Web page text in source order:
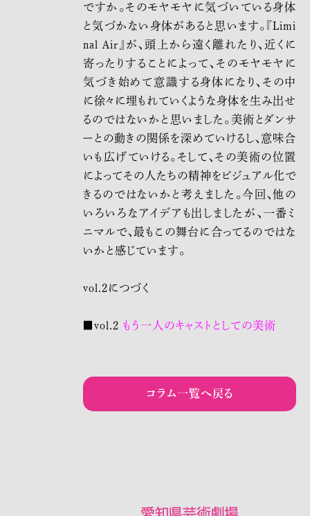
ですか。そのモヤモヤに気づいている身体
と気づかない身体があると思います。『Limi
nal Air』が、頭上から遠く離れたり、近くに
寄ったりすることによって、そのモヤモヤに
気づき始めて意識する身体になり、その中
に徐々に埋もれていくような身体を生み出せ
るのではないかと思いました。美術とダンサ
ーとの動きの関係を深めていけるし、意味合
いも広げていける。そして、その美術の位置
によってその人たちの精神をビジュアル化で
きるのではないかと考えました。今回、他の
いろいろなアイデアも出しましたが、一番ミ
ニマルで、最も この舞台に合ってるのではな
いかと感じています。
vol.2につづく
■vol.2 もう一人のキャストとしての美術
コラム一覧へ戻る